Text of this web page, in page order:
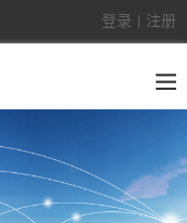
登录 注册